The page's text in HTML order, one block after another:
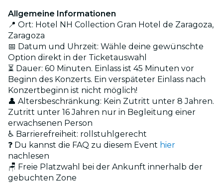
Allgemeine Informationen
📍 Ort: Hotel NH Collection Gran Hotel de Zaragoza,
Zaragoza
📅 Datum und Uhrzeit: Wähle deine gewünschte
Option direkt in der Ticketauswahl
⏳ Dauer: 60 Minuten. Einlass ist 45 Minuten vor
Beginn des Konzerts. Ein verspäteter Einlass nach
Konzertbeginn ist nicht möglich!
👤 Altersbeschränkung: Kein Zutritt unter 8 Jahren.
Zutritt unter 16 Jahren nur in Begleitung einer
erwachsenen Person
♿ Barrierefreiheit: rollstuhlgerecht
❓ Du kannst die FAQ zu diesem Event hier
nachlesen
🪑 Freie Platzwahl bei der Ankunft innerhalb der
gebuchten Zone